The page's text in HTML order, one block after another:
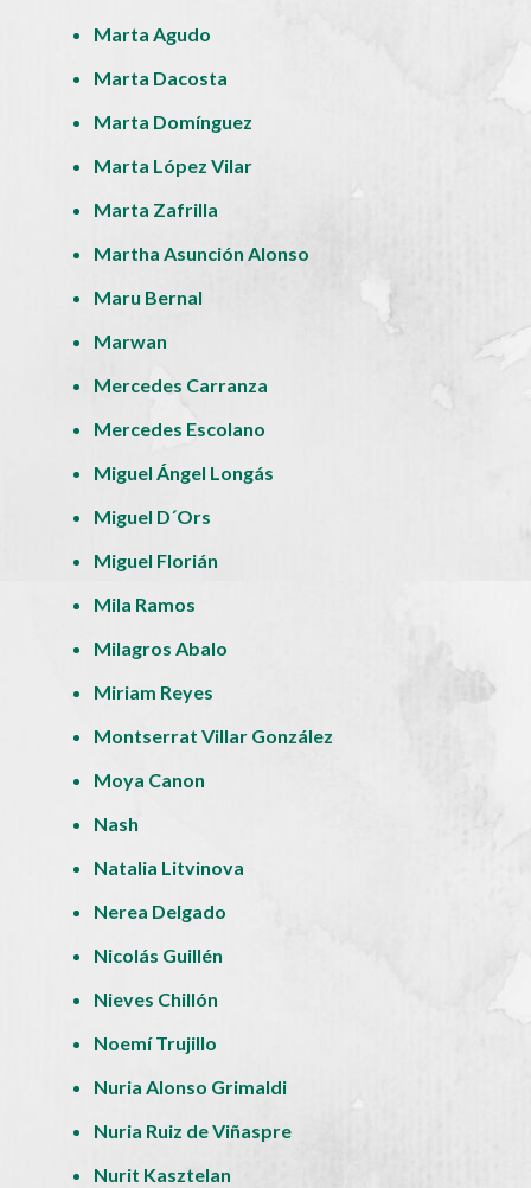
Marta Agudo
Marta Dacosta
Marta Domínguez
Marta López Vilar
Marta Zafrilla
Martha Asunción Alonso
Maru Bernal
Marwan
Mercedes Carranza
Mercedes Escolano
Miguel Ángel Longás
Miguel D´Ors
Miguel Florián
Mila Ramos
Milagros Abalo
Miriam Reyes
Montserrat Villar González
Moya Canon
Nash
Natalia Litvinova
Nerea Delgado
Nicolás Guillén
Nieves Chillón
Noemí Trujillo
Nuria Alonso Grimaldi
Nuria Ruiz de Viñaspre
Nurit Kasztelan